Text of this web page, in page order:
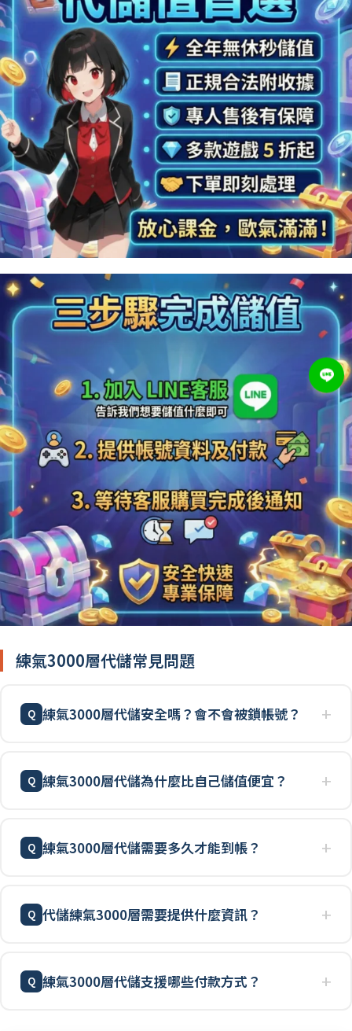
練氣3000層代儲常見問題
練氣3000層代儲安全嗎？會不會被鎖帳號？
練氣3000層代儲為什麼比自己儲值便宜？
練氣3000層代儲需要多久才能到帳？
代儲練氣3000層需要提供什麼資訊？
練氣3000層代儲支援哪些付款方式？